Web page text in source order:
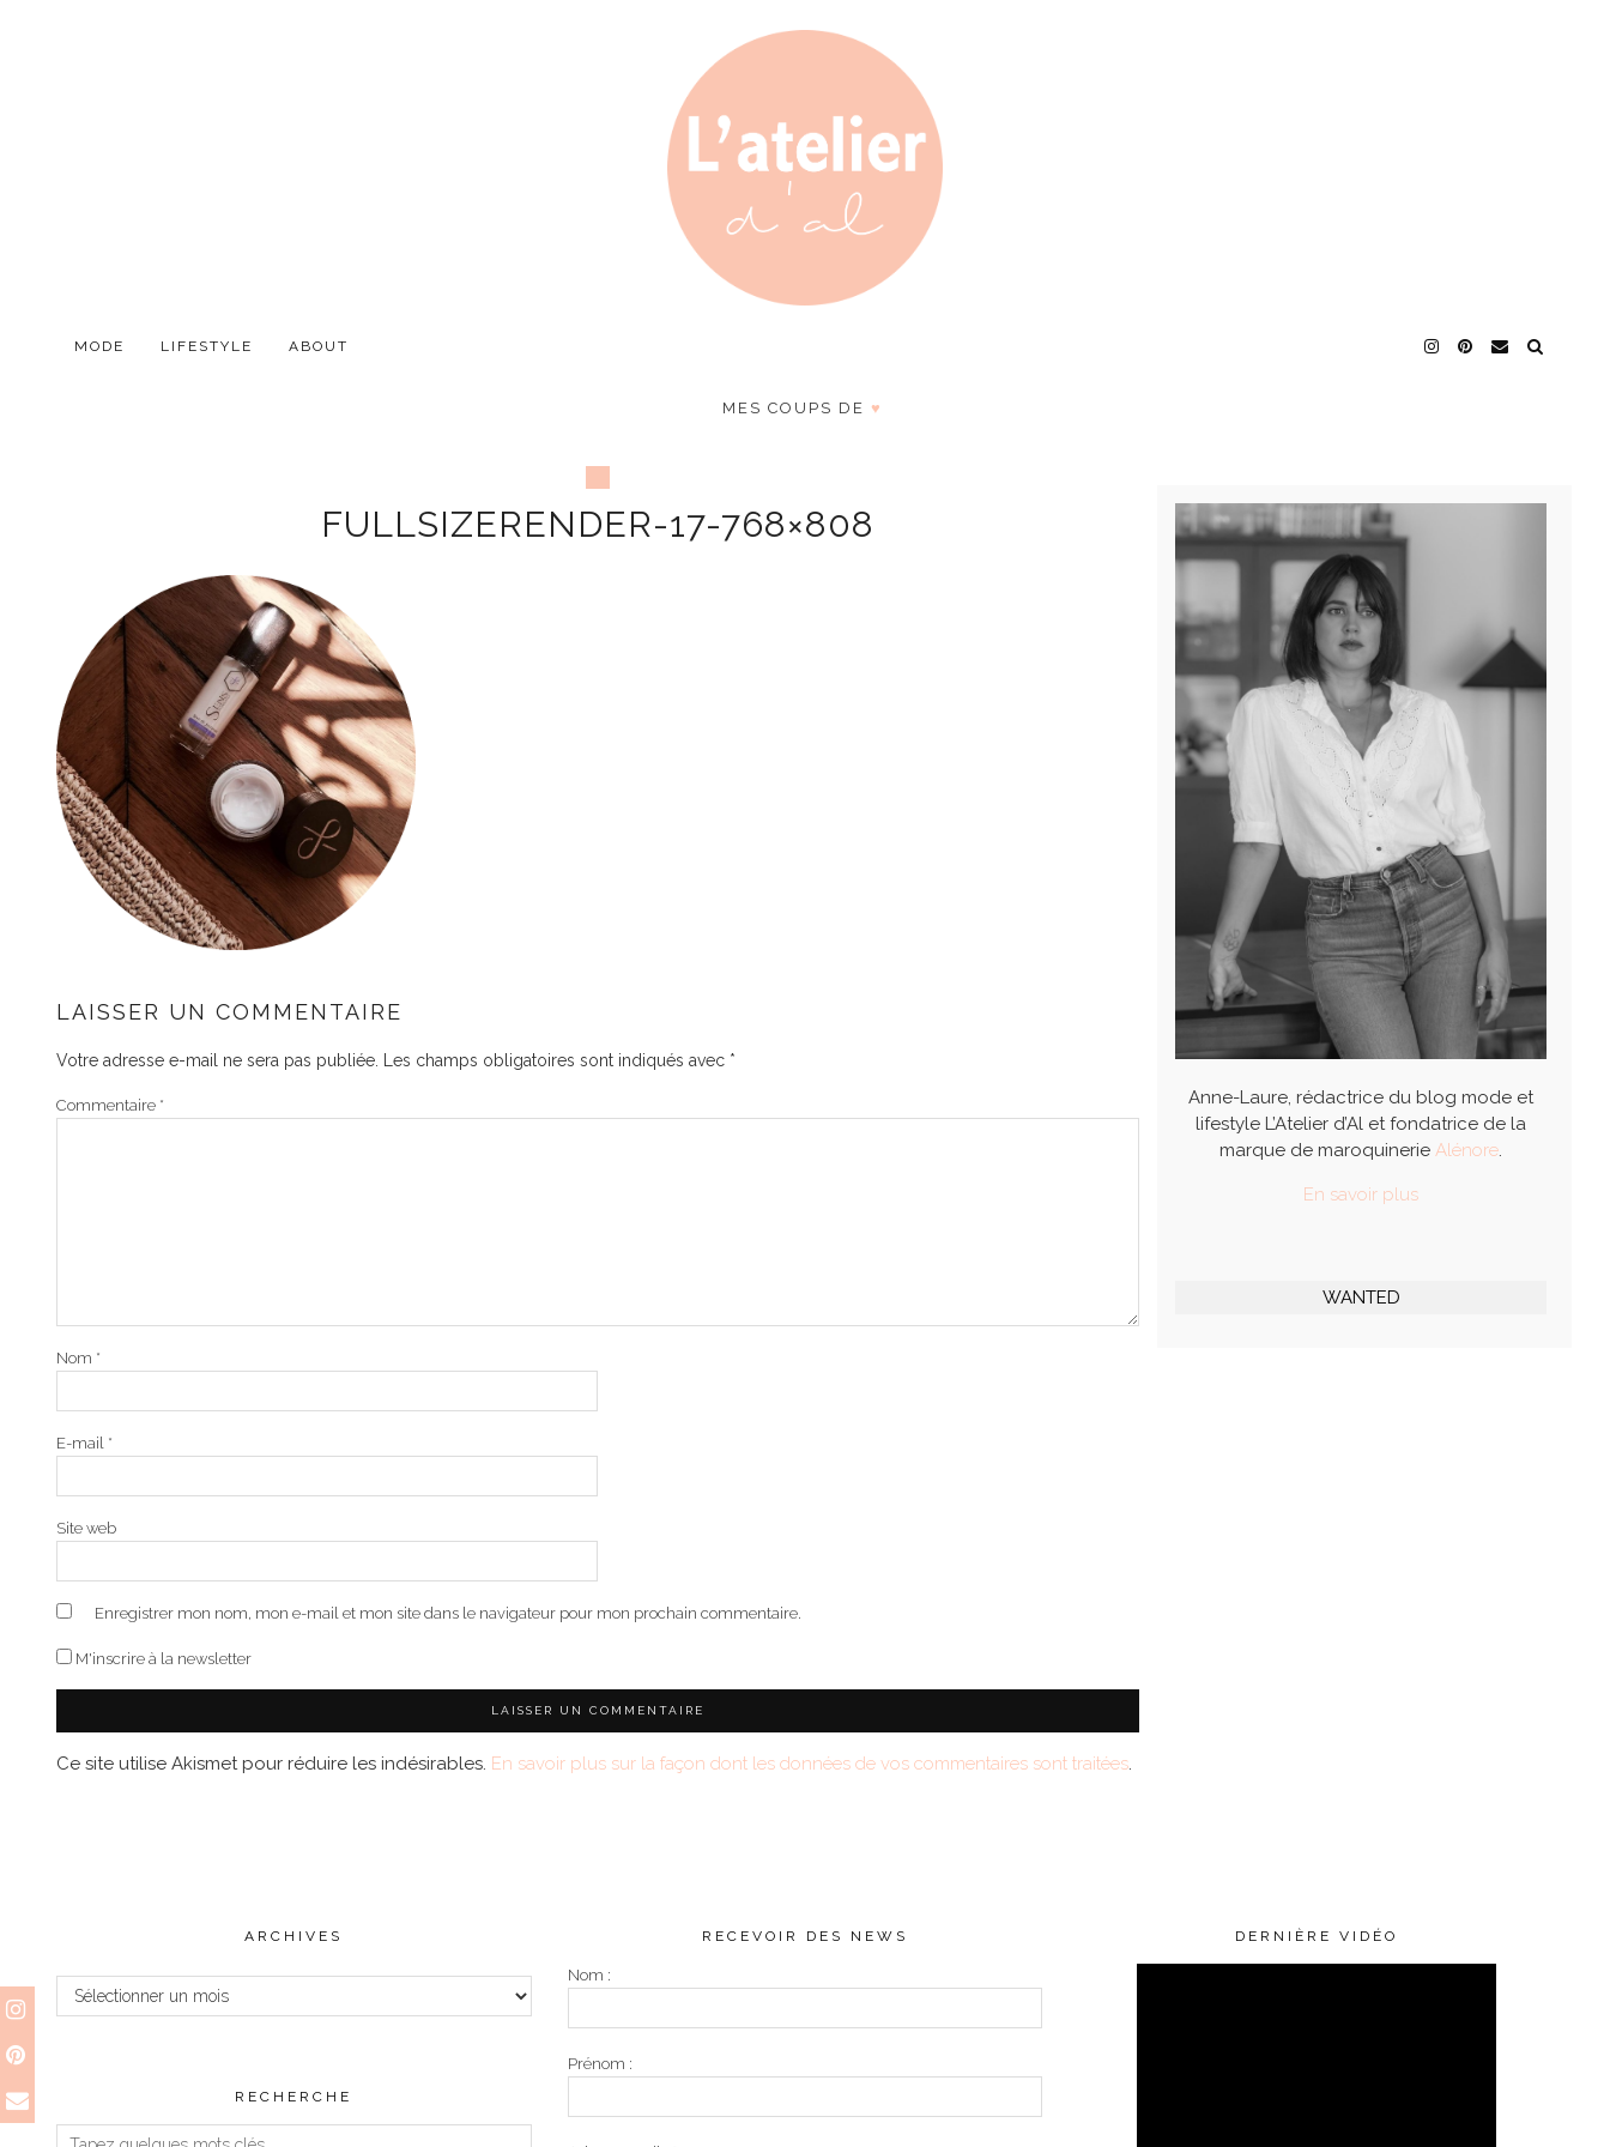
MODE LIFESTYLE ABOUT
MES COUPS DE ♥
FULLSIZERENDER-17-768×808
LAISSER UN COMMENTAIRE
Votre adresse e-mail ne sera pas publiée. Les champs obligatoires sont indiqués avec *
Commentaire *
Nom *
E-mail *
Site web
Enregistrer mon nom, mon e-mail et mon site dans le navigateur pour mon prochain commentaire.
M'inscrire à la newsletter
Ce site utilise Akismet pour réduire les indésirables. En savoir plus sur la façon dont les données de vos commentaires sont traitées.
Anne-Laure, rédactrice du blog mode et
lifestyle L’Atelier d’Al et fondatrice de la
marque de maroquinerieAlénore.
En savoir plus
WANTED
ARCHIVES
Archives
RECHERCHE
RECEVOIR DES NEWS
Nom :
Prénom :
DERNIÈRE VIDÉO